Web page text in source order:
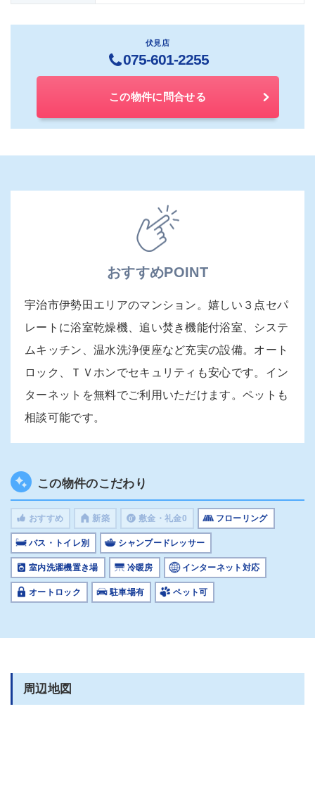
伏見店
075-601-2255
この物件に問合せる
おすすめPOINT
宇治市伊勢田エリアのマンション。嬉しい３点セパ
レートに浴室乾燥機、追い焚き機能付浴室、システ
ムキッチン、温水洗浄便座など充実の設備。オート
ロック、ＴＶホンでセキュリティも安心です。イン
ターネットを無料でご利用いただけます。ペットも
相談可能です。
この物件のこだわり
おすすめ 新築 敷金・礼金0 フローリング
バス・トイレ別 シャンプードレッサー
室内洗濯機置き場 冷暖房 インターネット対応
オートロック 駐車場有 ペット可
周辺地図